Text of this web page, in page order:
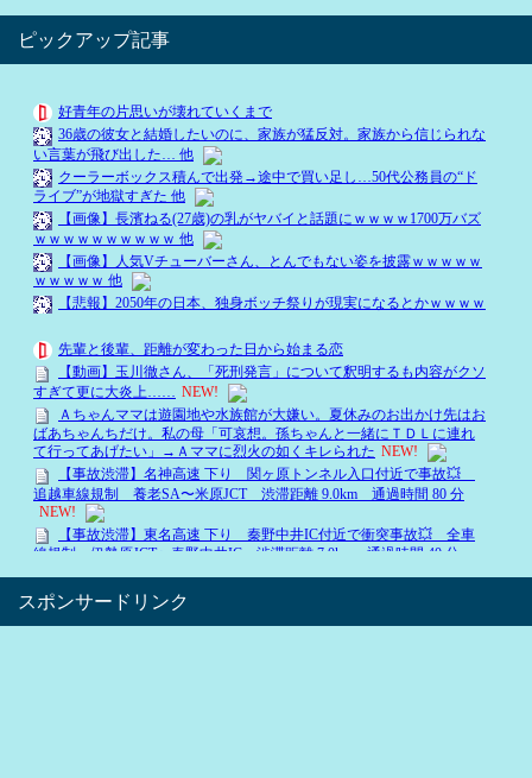
ピックアップ記事
スポンサードリンク